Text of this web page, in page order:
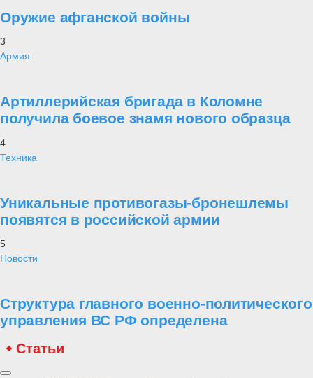
Оружие афганской войны
3
Армия
Артиллерийская бригада в Коломне
получила боевое знамя нового образца
4
Техника
Уникальные противогазы-бронешлемы
появятся в российской армии
5
Новости
Структура главного военно-политического
управления ВС РФ определена
Статьи